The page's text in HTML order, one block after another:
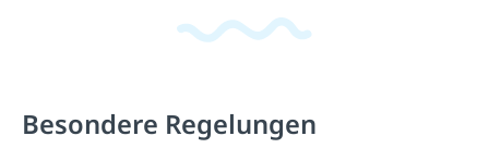
Besondere Regelungen